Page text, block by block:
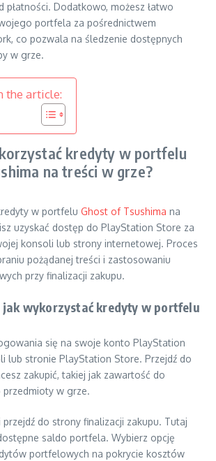
płatności. Dodatkowo, możesz łatwo
portfela za pośrednictwem
co pozwala na śledzenie dostępnych
w grze.
the article:
kredyty w portfelu
na treści w grze?
w portfelu Ghost of Tsushima na
uzyskać dostęp do PlayStation Store za
konsoli lub strony internetowej. Proces
pożądanej treści i zastosowaniu
przy finalizacji zakupu.
jak wykorzystać kredyty w portfelu
się na swoje konto PlayStation
lub stronie PlayStation Store. Przejdź do
zakupić, takiej jak zawartość do
przedmioty w grze.
do strony finalizacji zakupu. Tutaj
saldo portfela. Wybierz opcję
portfelowych na pokrycie kosztów